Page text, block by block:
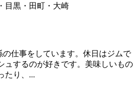
黒・田町・大崎
の仕事をしています。休日はジムで
ュするのが好きです。美味しいもの
たり、...